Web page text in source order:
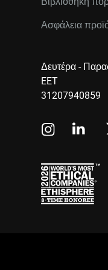
Ασφάλεια
Δευτέρα -
EET
31207940859